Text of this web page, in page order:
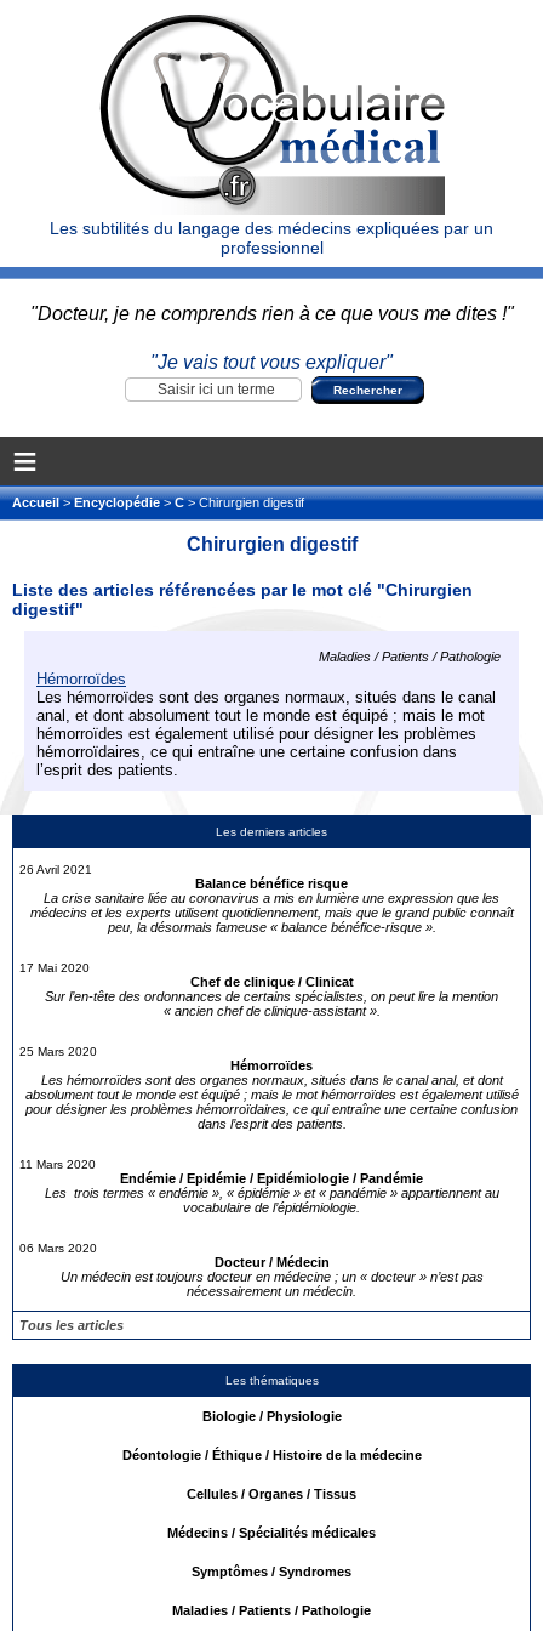
Les subtilités du langage des médecins expliquées par un
professionnel
"Docteur, je ne comprends rien à ce que vous me dites !"
"Je vais tout vous expliquer"
≡
Accueil>Encyclopédie>C> Chirurgien digestif
Les derniers articles
26 Avril 2021
Balance bénéfice risque
La crise sanitaire liée au coronavirus a mis en lumière une expression que les
médecins et les experts utilisent quotidiennement, mais que le grand public connaît
peu, la désormais fameuse « balance bénéfice-risque ».
17 Mai 2020
Chef de clinique / Clinicat
Sur l’en-tête des ordonnances de certains spécialistes, on peut lire la mention
« ancien chef de clinique-assistant ».
25 Mars 2020
Hémorroïdes
Les hémorroïdes sont des organes normaux, situés dans le canal anal, et dont
absolument tout le monde est équipé ; mais le mot hémorroïdes est également utilisé
pour désigner les problèmes hémorroïdaires, ce qui entraîne une certaine confusion
dans l’esprit des patients.
11 Mars 2020
Endémie / Epidémie / Epidémiologie / Pandémie
Les trois termes « endémie », « épidémie » et « pandémie » appartiennent au
vocabulaire de l’épidémiologie.
06 Mars 2020
Docteur / Médecin
Un médecin est toujours docteur en médecine ; un « docteur » n’est pas
nécessairement un médecin.
Tous les articles
Les thématiques
Biologie / Physiologie
Déontologie / Éthique / Histoire de la médecine
Cellules / Organes / Tissus
Médecins / Spécialités médicales
Symptômes / Syndromes
Maladies / Patients / Pathologie
Chirurgien digestif
Liste des articles référencées par le mot clé "Chirurgien
digestif"
Maladies / Patients / Pathologie
Hémorroïdes
Les hémorroïdes sont des organes normaux, situés dans le canal
anal, et dont absolument tout le monde est équipé ; mais le mot
hémorroïdes est également utilisé pour désigner les problèmes
hémorroïdaires, ce qui entraîne une certaine confusion dans
l’esprit des patients.